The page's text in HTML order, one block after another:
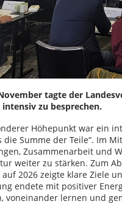
tagte der
intensiv zu besprechen.
Höhepunkt war ein
die Summe der Teile“. Im
Zusammenarbeit und
weiter zu stärken. Zum
auf 2026 zeigte klare Ziele
endete mit positiver
voneinander lernen und